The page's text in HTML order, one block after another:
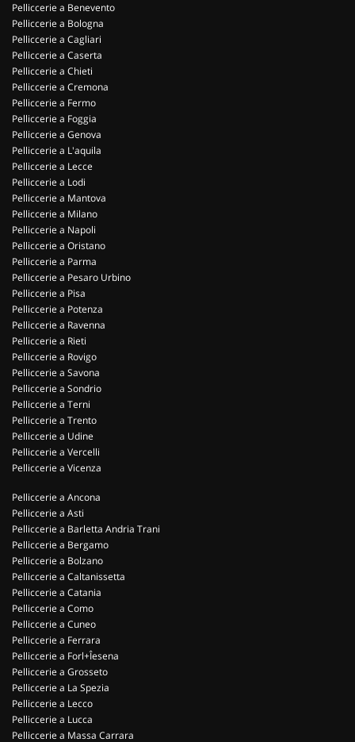
Pelliccerie a Benevento
Pelliccerie a Bologna
Pelliccerie a Cagliari
Pelliccerie a Caserta
Pelliccerie a Chieti
Pelliccerie a Cremona
Pelliccerie a Fermo
Pelliccerie a Foggia
Pelliccerie a Genova
Pelliccerie a L'aquila
Pelliccerie a Lecce
Pelliccerie a Lodi
Pelliccerie a Mantova
Pelliccerie a Milano
Pelliccerie a Napoli
Pelliccerie a Oristano
Pelliccerie a Parma
Pelliccerie a Pesaro Urbino
Pelliccerie a Pisa
Pelliccerie a Potenza
Pelliccerie a Ravenna
Pelliccerie a Rieti
Pelliccerie a Rovigo
Pelliccerie a Savona
Pelliccerie a Sondrio
Pelliccerie a Terni
Pelliccerie a Trento
Pelliccerie a Udine
Pelliccerie a Vercelli
Pelliccerie a Vicenza
Pelliccerie a Ancona
Pelliccerie a Asti
Pelliccerie a Barletta Andria Trani
Pelliccerie a Bergamo
Pelliccerie a Bolzano
Pelliccerie a Caltanissetta
Pelliccerie a Catania
Pelliccerie a Como
Pelliccerie a Cuneo
Pelliccerie a Ferrara
Pelliccerie a Forl+Îesena
Pelliccerie a Grosseto
Pelliccerie a La Spezia
Pelliccerie a Lecco
Pelliccerie a Lucca
Pelliccerie a Massa Carrara